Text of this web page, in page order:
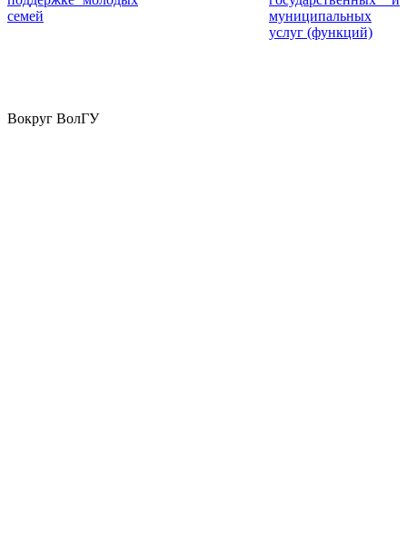
семей
муниципальных
услуг (функций)
Вокруг ВолГУ